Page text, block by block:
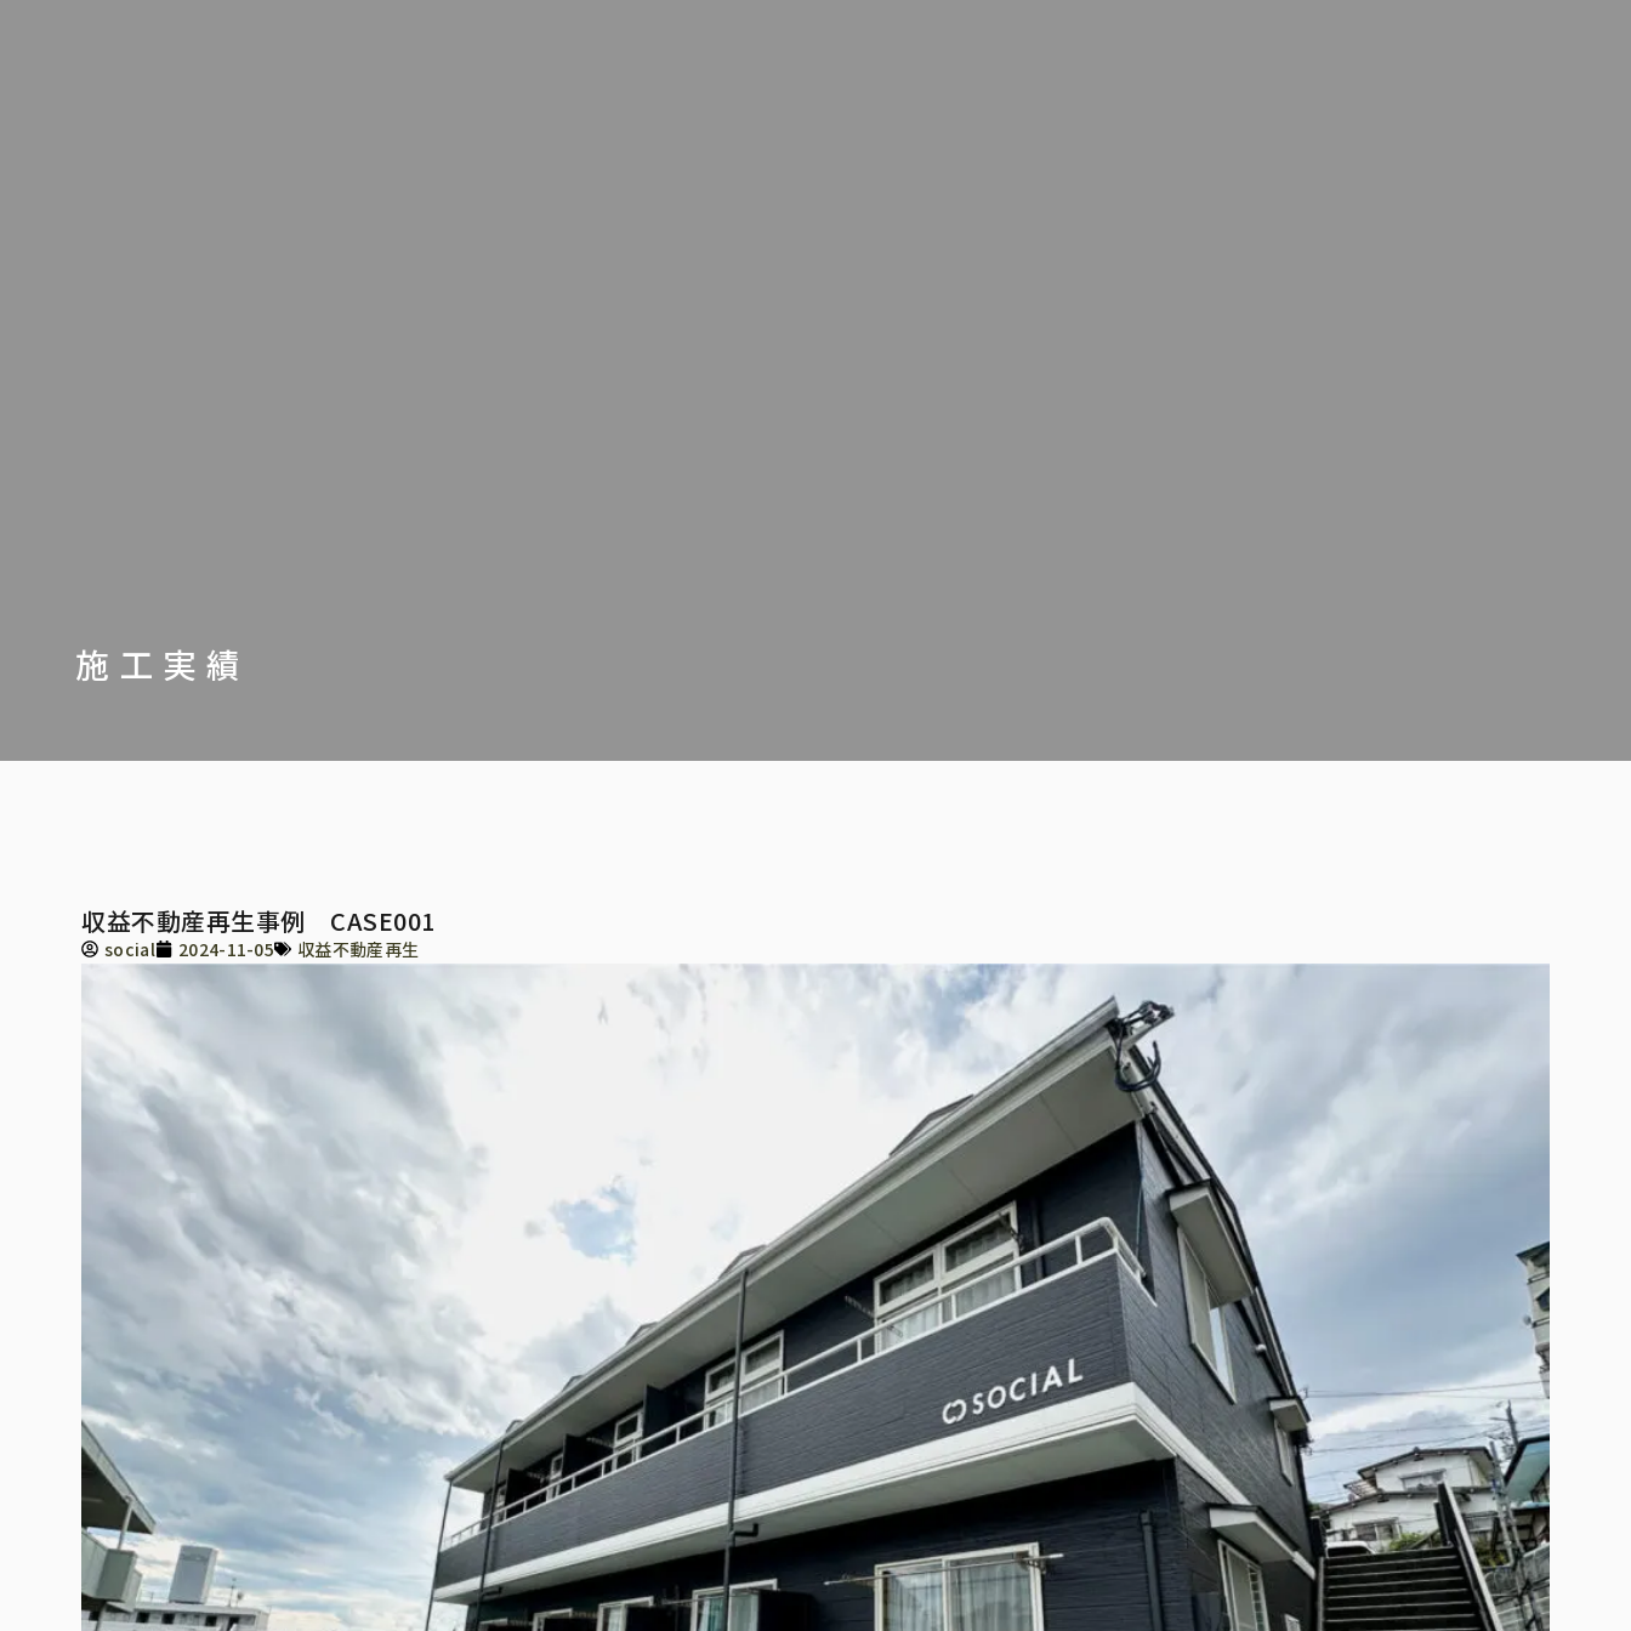
施工実績
収益不動産再生事例 CASE001
social 2024-11-05 収益不動産再生